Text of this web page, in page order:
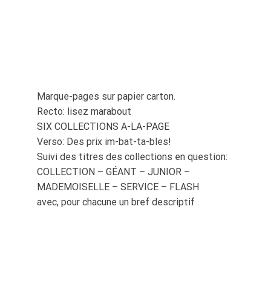
Marque-pages sur papier carton.
Recto: lisez marabout
SIX COLLECTIONS A-LA-PAGE
Verso: Des prix im-bat-ta-bles!
Suivi des titres des collections en question:
COLLECTION – GÉANT – JUNIOR –
MADEMOISELLE – SERVICE – FLASH
avec, pour chacune un bref descriptif .